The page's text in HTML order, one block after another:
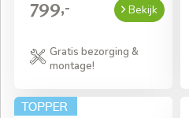
799,- Bekijk
Gratis bezorging &
montage!